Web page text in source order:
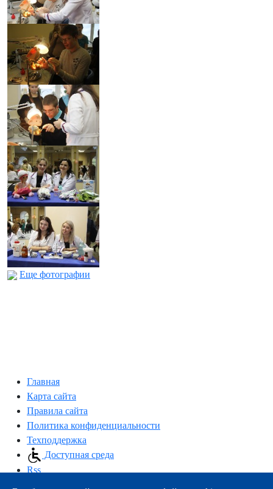
Еще фотографии
Главная
Карта сайта
Правила сайта
Политика конфиденциальности
Техподдержка
Доступная среда
Rss